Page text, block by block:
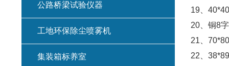
19、
20、铜8
21
22
公路桥梁试验仪器
工地环保除尘喷雾机
集装箱标养室